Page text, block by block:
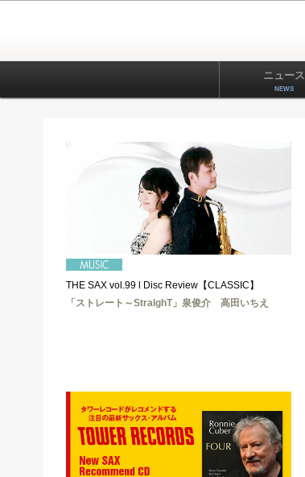
ニュース
NEWS
THE SAX vol.99 l Disc Review【CLASSIC】
「ストレート～StralghT」泉俊介 高田いちえ